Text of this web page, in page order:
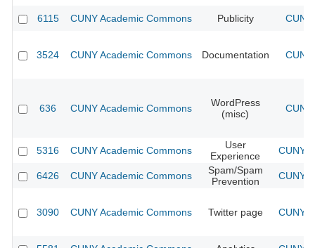
6115 CUNY Academic Commons Publicity
3524 CUNY Academic Commons Documentation
636 CUNY Academic Commons
WordPress
(misc)
5316 CUNY Academic Commons
User
Experience
CUNY
6426 CUNY Academic Commons
Spam/Spam
Prevention
CUNY
3090 CUNY Academic Commons Twitter page CUNY